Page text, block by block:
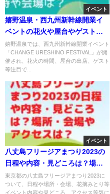
イベント
嬉野温泉・西九州新幹線開業イ
ベントの花火や屋台やゲスト
は？日時や会場は？
嬉野温泉では、西九州新幹線開業イベント
「CHANGE URESHINO FESTIVAL」が開
催され、花火の時間、屋台の出店、ゲスト
等注目で...
イベント
八丈島フリージアまつり2023の
日程や内容・見どころは？場
所・会場やアクセスは？
東京都の八丈島フリージアまつり2023に
ついて、日程や場所・会場、花摘みとり等
イベント内容や見どころ、アクセス等気に